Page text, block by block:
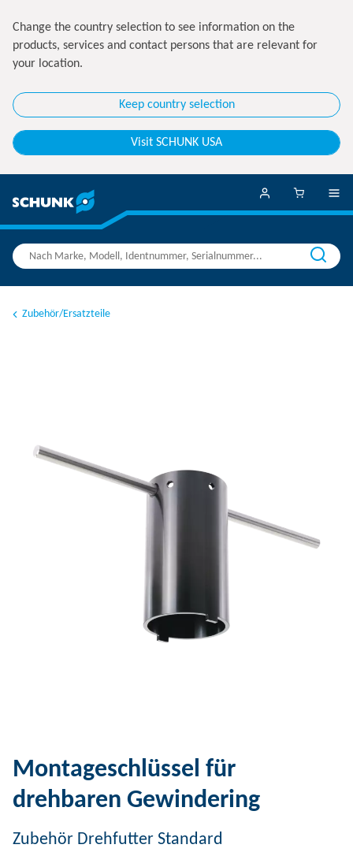
Change the country selection to see information on the
products, services and contact persons that are relevant for
your location.
Keep country selection
Visit SCHUNK USA
Zubehör/Ersatzteile
Montageschlüssel für
drehbaren Gewindering
Zubehör Drehfutter Standard